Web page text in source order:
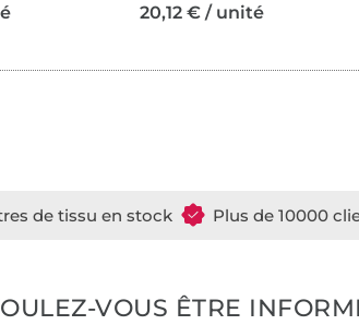
20,12 € / unité
de tissu en stock Plus de 10000
VOUS ÊTRE